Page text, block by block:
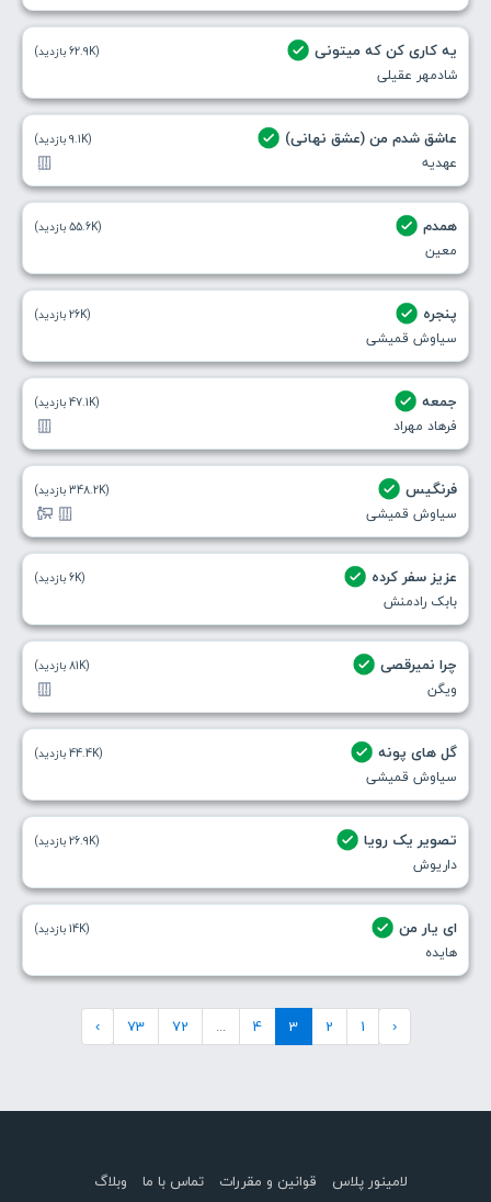
یه کاری کن که میتونی
شادمهر عقیلی
(62.9K بازدید)
عاشق شدم من (عشق نهانی)
عهدیه
(9.1K بازدید)
همدم
معین
(55.6K بازدید)
پنجره
سیاوش قمیشی
(26K بازدید)
جمعه
فرهاد مهراد
(47.1K بازدید)
فرنگیس
سیاوش قمیشی
(348.2K بازدید)
عزیز سفر کرده
بابک رادمنش
(6K بازدید)
چرا نمیرقصی
ویگن
(81K بازدید)
گل های پونه
سیاوش قمیشی
(44.4K بازدید)
تصویر یک رویا
داریوش
(26.9K بازدید)
ای یار من
هایده
(14K بازدید)
‹
1
2
3
4
...
72
73
›
لامینور پلاس قوانین و مقررات تماس با ما وبلاگ